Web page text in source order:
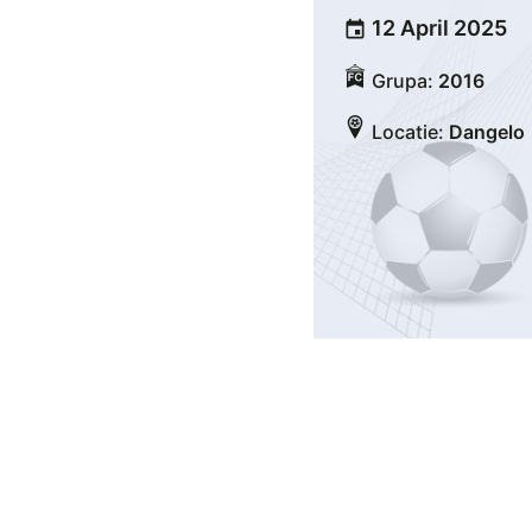
event 12 April 2025
Grupa: 2016
Locatie: Dangelo